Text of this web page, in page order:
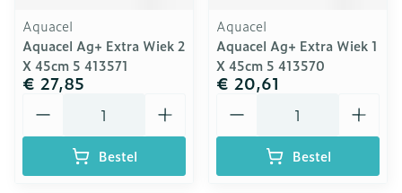
Aquacel
Aquacel Ag+ Extra Wiek 2
X 45cm 5 413571
€ 27,85
Bestel
Aquacel
Aquacel Ag+ Extra Wiek 1
X 45cm 5 413570
€ 20,61
Bestel